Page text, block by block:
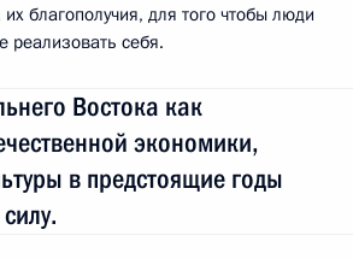
благополучия, для того чтобы люди
реализовать себя.
Востока как
экономики,
в предстоящие годы